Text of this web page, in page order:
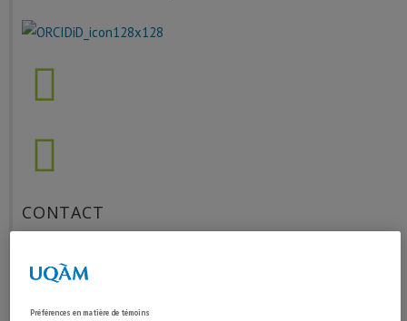
CONTACT
Préférences en matière de témoins